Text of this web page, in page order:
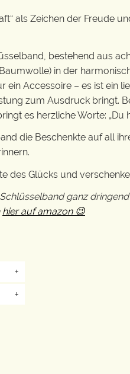
als Zeichen der Freude
bestehend aus
in der
ein Accessoire – es ist ein
zum Ausdruck bringt.
es herzliche Worte: „Du
die Beschenkte auf all
des Glücks und
ganz
hier auf amazon 😉
+
+